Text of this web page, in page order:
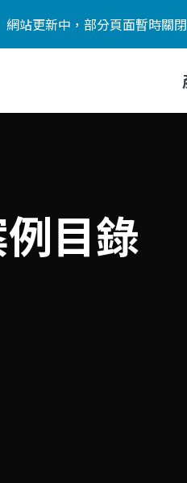
網站更新中，部分頁面暫時關
目錄